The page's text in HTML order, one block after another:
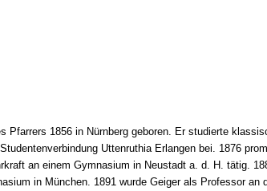
Pfarrers 1856 in Nürnberg geboren. Er studierte
Uttenruthia Erlangen bei. 1876
an einem Gymnasium in Neustadt a. d. H. tätig.
in München. 1891 wurde Geiger als Professor